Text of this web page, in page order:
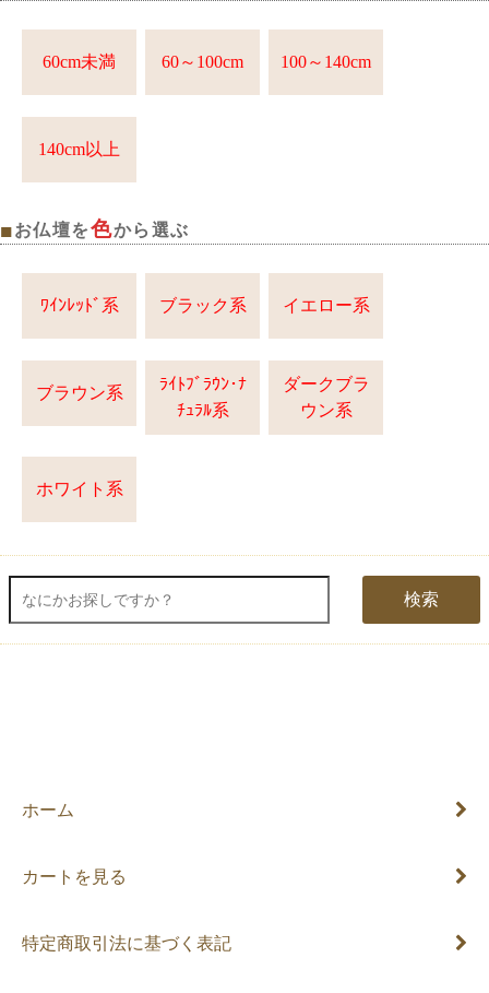
60cm未満 60～100cm 100～140cm
140cm以上
■お仏壇を色から選ぶ
ﾜｲﾝﾚｯﾄﾞ系 ブラック系 イエロー系
ブラウン系
ﾗｲﾄﾌﾞﾗｳﾝ･ﾅ
ﾁｭﾗﾙ系
ダークブラ
ウン系
ホワイト系
検索
ホーム
カートを見る
特定商取引法に基づく表記